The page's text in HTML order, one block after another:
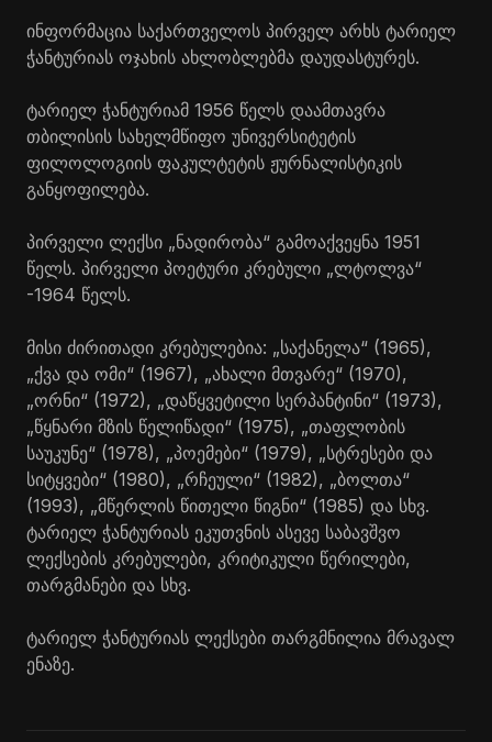
ინფორმაცია საქართველოს პირველ არხს ტარიელ
ჭანტურიას ოჯახის ახლობლებმა დაუდასტურეს.
ტარიელ ჭანტურიამ 1956 წელს დაამთავრა
თბილისის სახელმწიფო უნივერსიტეტის
ფილოლოგიის ფაკულტეტის ჟურნალისტიკის
განყოფილება.
პირველი ლექსი „ნადირობა“ გამოაქვეყნა 1951
წელს. პირველი პოეტური კრებული „ლტოლვა“
-1964 წელს.
მისი ძირითადი კრებულებია: „საქანელა“ (1965),
„ქვა და ომი“ (1967), „ახალი მთვარე“ (1970),
„ორნი“ (1972), „დაწყვეტილი სერპანტინი“ (1973),
„წყნარი მზის წელიწადი“ (1975), „თაფლობის
საუკუნე“ (1978), „პოემები“ (1979), „სტრესები და
სიტყვები“ (1980), „რჩეული“ (1982), „ბოლთა“
(1993), „მწერლის წითელი წიგნი“ (1985) და სხვ.
ტარიელ ჭანტურიას ეკუთვნის ასევე საბავშვო
ლექსების კრებულები, კრიტიკული წერილები,
თარგმანები და სხვ.
ტარიელ ჭანტურიას ლექსები თარგმნილია მრავალ
ენაზე.